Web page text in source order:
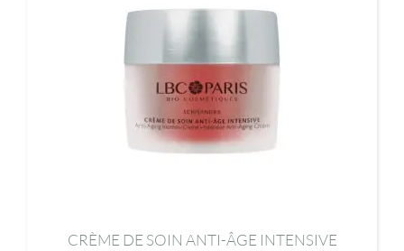
CRÈME DE SOIN ANTI-ÂGE INTENSIVE